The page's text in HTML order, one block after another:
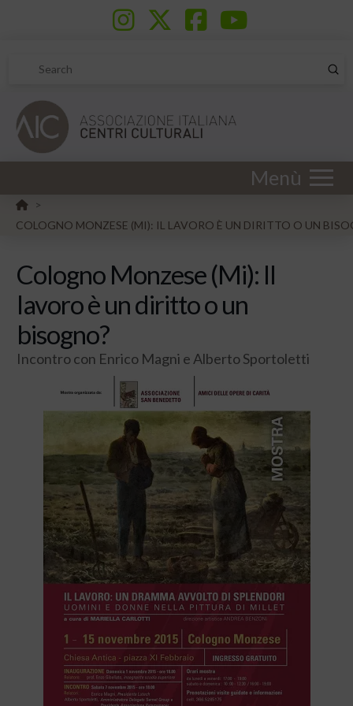
Search
Menù
HOME
>
COLOGNO MONZESE (MI): IL LAVORO È UN DIRITTO O UN
Cologno Monzese (Mi): Il
lavoro è un diritto o un
bisogno?
Incontro con Enrico Magni e Alberto Sportoletti